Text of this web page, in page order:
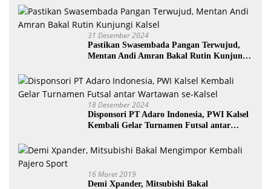
31 Desember 2024
Pastikan Swasembada Pangan Terwujud,
Mentan Andi Amran Bakal Rutin Kunjungi
18 Desember 2024
Disponsori PT Adaro Indonesia, PWI Kalsel
Kembali Gelar Turnamen Futsal antar
16 Maret 2019
Demi Xpander, Mitsubishi Bakal